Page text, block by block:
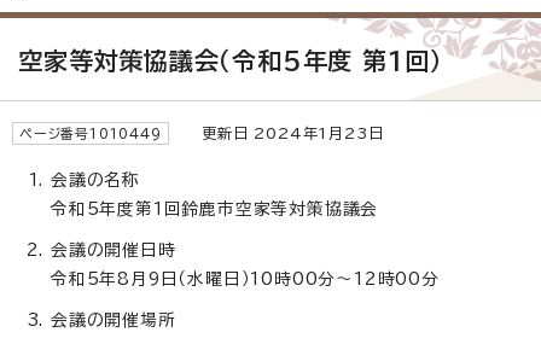
空家等対策協議会（令和5年度 第1回）
ページ番号1010449 更新日 2024年1月23日
会議の名称
令和5年度第1回鈴鹿市空家等対策協議会
会議の開催日時
令和5年8月9日（水曜日）10時00分～12時00分
会議の開催場所